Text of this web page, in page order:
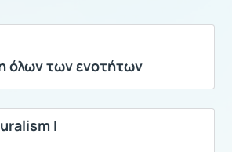
όλων των ενοτήτων
I